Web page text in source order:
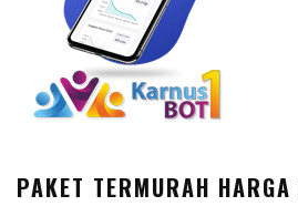
PAKET TERMURAH HARGA